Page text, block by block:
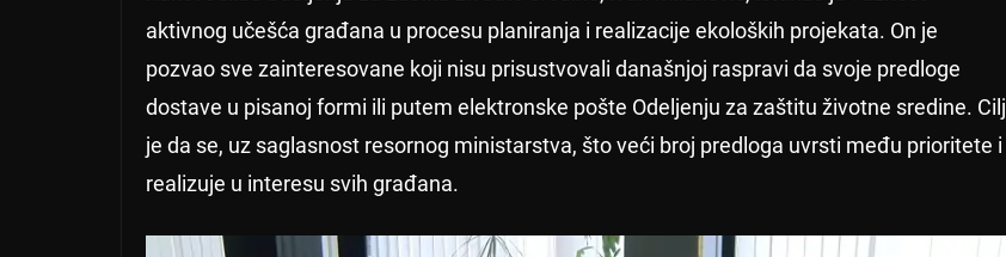
aktivnog učešća građana u procesu planiranja i realizacije ekoloških projekata. On je
pozvao sve zainteresovane koji nisu prisustvovali današnjoj raspravi da svoje predloge
dostave u pisanoj formi ili putem elektronske pošte Odeljenju za zaštitu životne sredine. Cilj
je da se, uz saglasnost resornog ministarstva, što veći broj predloga uvrsti među prioritete i
realizuje u interesu svih građana.